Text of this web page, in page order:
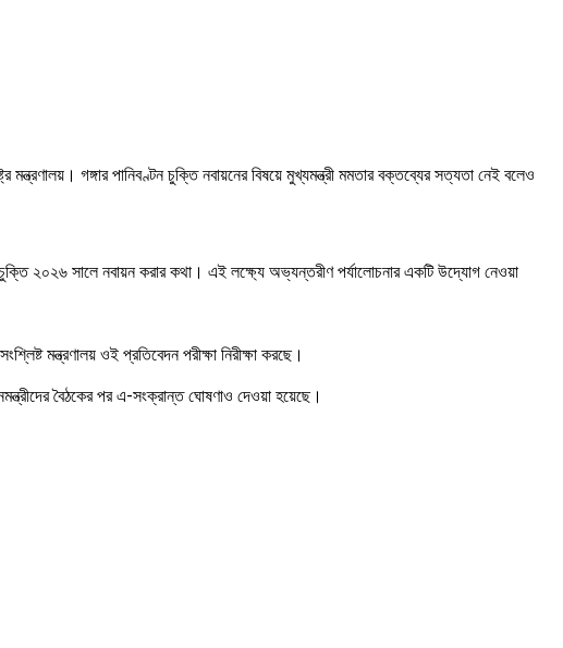
মন্ত্রণালয়। গঙ্গার পানিবণ্টন চুক্তি নবায়নের বিষয়ে মুখ্যমন্ত্রী মমতার বক্তব্যের সত্যতা নেই বলেও
চুক্তি ২০২৬ সালে নবায়ন করার কথা। এই লক্ষ্যে অভ্যন্তরীণ পর্যালোচনার একটি উদ্যোগ নেওয়া
মন্ত্রণালয় ওই প্রতিবেদন পরীক্ষা নিরীক্ষা করছে।
বৈঠকের পর এ-সংক্রান্ত ঘোষণাও দেওয়া হয়েছে।